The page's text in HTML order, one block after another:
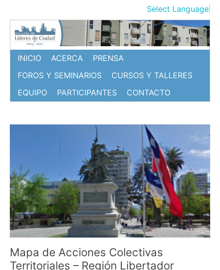
contenido
Select Language
INICIO ACERCA
PRENSA
FOROS Y SEMINARIOS
CURSOS Y TALLERES
EQUIPO
PARTICIPANTES CONTACTO
Mapa de Acciones Colectivas
Territoriales – Región Libertador